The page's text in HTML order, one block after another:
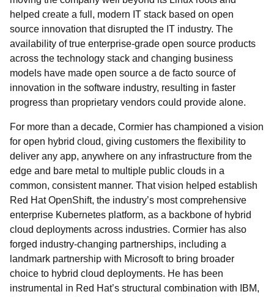
helped create a full, modern IT stack based on open
source innovation that disrupted the IT industry. The
availability of true enterprise-grade open source products
across the technology stack and changing business
models have made open source a de facto source of
innovation in the software industry, resulting in faster
progress than proprietary vendors could provide alone.
For more than a decade, Cormier has championed a vision
for open hybrid cloud, giving customers the flexibility to
deliver any app, anywhere on any infrastructure from the
edge and bare metal to multiple public clouds in a
common, consistent manner. That vision helped establish
Red Hat OpenShift, the industry’s most comprehensive
enterprise Kubernetes platform, as a backbone of hybrid
cloud deployments across industries. Cormier has also
forged industry-changing partnerships, including a
landmark partnership with Microsoft to bring broader
choice to hybrid cloud deployments. He has been
instrumental in Red Hat’s structural combination with IBM,